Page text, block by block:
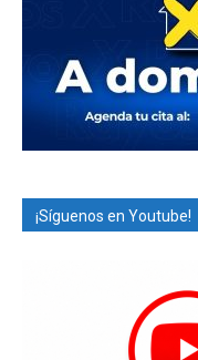
¡Síguenos en Youtube!